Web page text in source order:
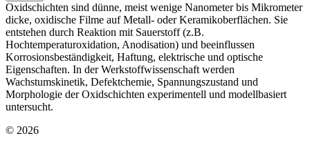
Oxidschichten sind dünne, meist wenige Nanometer bis Mikrometer
dicke, oxidische Filme auf Metall- oder Keramikoberflächen. Sie
entstehen durch Reaktion mit Sauerstoff (z.B.
Hochtemperaturoxidation, Anodisation) und beeinflussen
Korrosionsbeständigkeit, Haftung, elektrische und optische
Eigenschaften. In der Werkstoffwissenschaft werden
Wachstumskinetik, Defektchemie, Spannungszustand und
Morphologie der Oxidschichten experimentell und modellbasiert
untersucht.
© 2026